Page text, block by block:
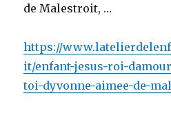
de Malestroit, …
https://
it/enfant-jesus-roi-
toi-dyvonne-aimee-de-